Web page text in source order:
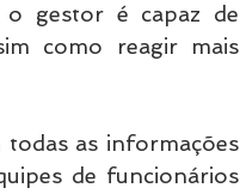
o gestor é capaz de
como reagir mais
as informações
de funcionários